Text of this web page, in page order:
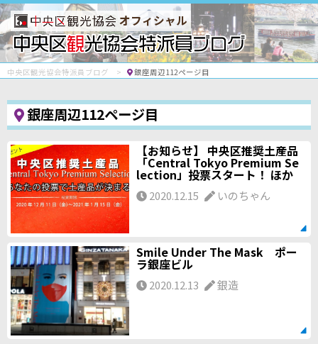
オフィシャル
中央区観光協会特派員ブログ 銀座周辺112ページ目
銀座周辺112ページ目
【お知らせ】 中央区推奨土産品
「Central Tokyo Premium Se
lection」投票スタート！ ほか
2020.12.15 いのちゃん
Smile Under The Mask ポー
ラ銀座ビル
2020.12.13 銀造